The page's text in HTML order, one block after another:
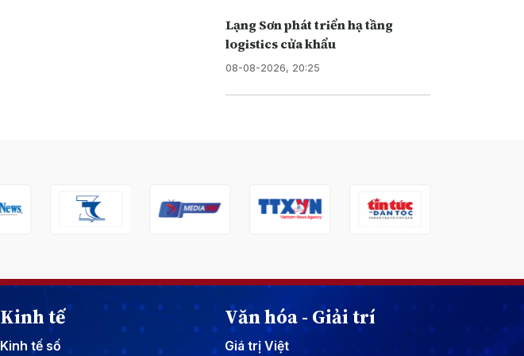
Lạng Sơn phát triển hạ tầng
logistics cửa khẩu
08-08-2026, 20:25
Kinh tế
Kinh tế số
Văn hóa - Giải trí
Giá trị Việt